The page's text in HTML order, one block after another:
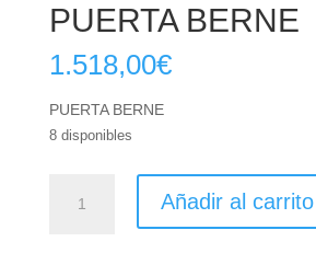
PUERTA BERNE
1.518,00€
PUERTA BERNE
8 disponibles
BERNE
Añadir al carrito